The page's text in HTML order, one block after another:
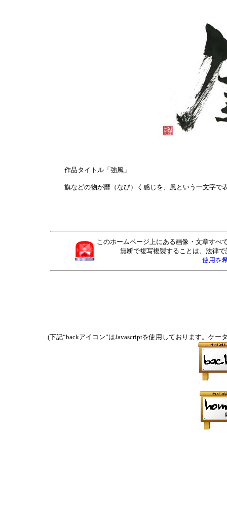
作品タイトル「強風」
旗などの物が靡（なび）く感じを、風という一文字で
このホームページ上にある画像・文章すべ
無断で複写複製することは、法律
使用を
(下記“backアイコン”はJavascriptを使用しております。ケ